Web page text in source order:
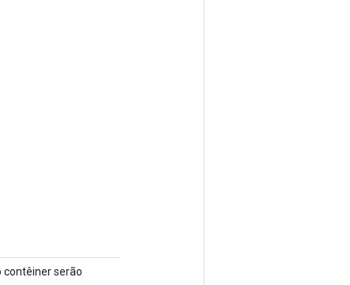
contêiner serão